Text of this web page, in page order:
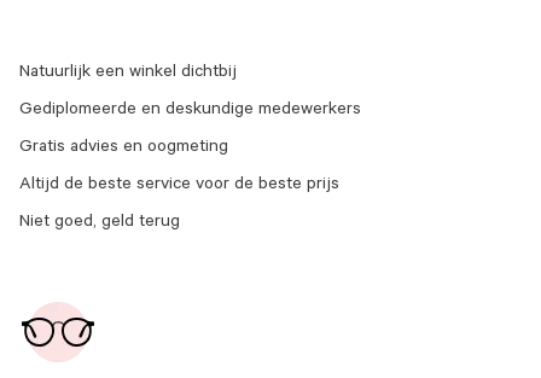
Natuurlijk een winkel dichtbij
Gediplomeerde en deskundige medewerkers
Gratis advies en oogmeting
Altijd de beste service voor de beste prijs
Niet goed, geld terug